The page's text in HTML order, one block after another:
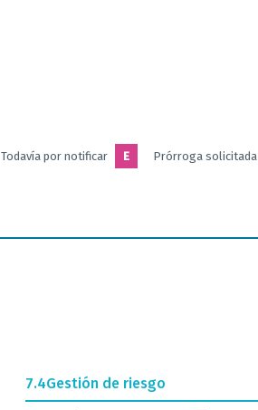
Todavía por notificar E
Prórroga solicitada
7.4Gestión de riesgo